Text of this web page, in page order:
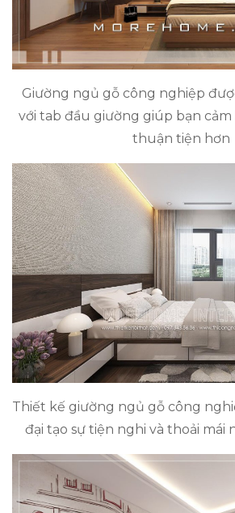
Giường ngủ gỗ công nghiệp
với tab đầu giường giúp bạn cảm
thuận tiện hơn
Thiết kế giường ngủ gỗ công
đại tạo sự tiện nghi và thoải mái